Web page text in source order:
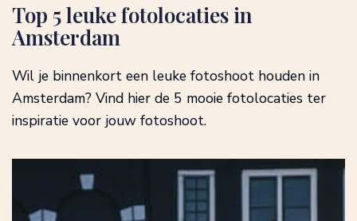
Top 5 leuke fotolocaties in
Amsterdam
Wil je binnenkort een leuke fotoshoot houden in
Amsterdam? Vind hier de 5 mooie fotolocaties ter
inspiratie voor jouw fotoshoot.